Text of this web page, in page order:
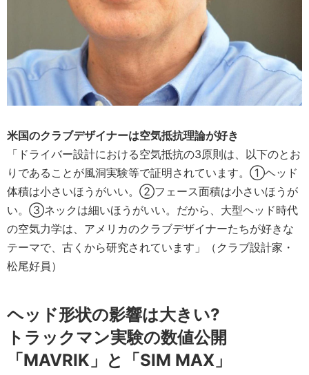
米国のクラブデザイナーは空気抵抗理論が好き
「ドライバー設計における空気抵抗の3原則は、以下のとお
りであることが風洞実験等で証明されています。①ヘッド
体積は小さいほうがいい。②フェース面積は小さいほうが
い。③ネックは細いほうがいい。だから、大型ヘッド時代
の空気力学は、アメリカのクラブデザイナーたちが好きな
テーマで、古くから研究されています」（クラブ設計家・
松尾好員）
ヘッド形状の影響は大きい?
トラックマン実験の数値公開
「MAVRIK」と「SIM MAX」